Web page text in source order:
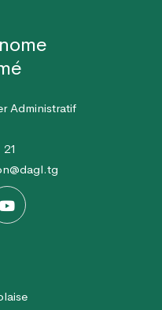
Administratif